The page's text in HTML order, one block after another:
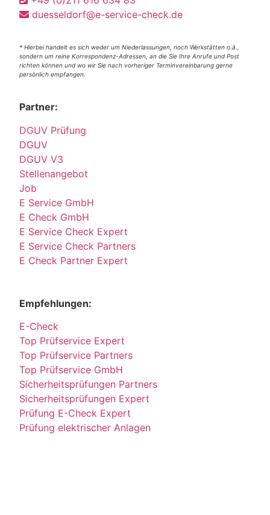
duesseldorf@e-service-check.de
* Hierbei handelt es sich weder um Niederlassungen, noch Werkstätten o.ä.,
sondern um reine Korrespondenz-Adressen, an die Sie Ihre Anrufe und Post
richten können und wo wir Sie nach vorheriger Terminvereinbarung gerne
persönlich empfangen.
Partner:
DGUV Prüfung
DGUV
DGUV V3
Stellenangebot
Job
E Service GmbH
E Check GmbH
E Service Check Expert
E Service Check Partners
E Check Partner Expert
Empfehlungen:
E-Check
Top Prüfservice Expert
Top Prüfservice Partners
Top Prüfservice GmbH
Sicherheitsprüfungen Partners
Sicherheitsprüfungen Expert
Prüfung E-Check Expert
Prüfung elektrischer Anlagen